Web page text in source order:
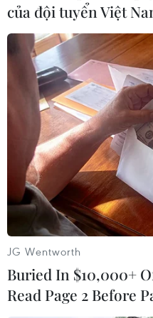
Tang vật được lực lượng
của đội tuyển Việt
JG Wentworth
Buried In $10,000+
Read Page 2 Before